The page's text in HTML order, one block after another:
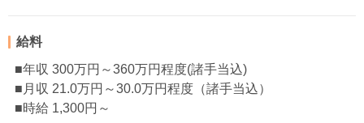
給料
■年収 300万円～360万円程度(諸手当込)
■月収 21.0万円～30.0万円程度（諸手当込）
■時給 1,300円～